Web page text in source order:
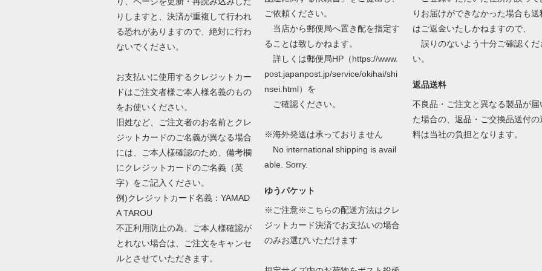
りしますと、決済が重複して行われ
る恐れがありますので、絶対に行わ
ないでください。
お支払いに使用するクレジットカー
ドはご注文者様ご本人様名義のもの
をお使いください。
旧姓など、ご注文者のお名前とクレ
ジットカードのご名義が異なる場合
には、ご本人様確認のため、備考欄
にクレジットカードのご名義（英
字）をご記入ください。
例)クレジットカード名義：YAMAD
A TAROU
不正利用防止の為、ご本人様確認が
とれない場合は、ご注文をキャンセ
ルとさせていただきます。
ご依頼ください。
当店から郵便局へ置き配を指定す
ることは致しかねます。
詳しくは郵便局HP（https://www.
post.japanpost.jp/service/okihai/shi
nsei.html）を
ご確認ください。
※海外発送は承っておりません
No international shipping is avail
able. Sorry.
ゆうパケット
※ご注意※こちらの配送方法はクレ
ジットカード決済でお支払いの場合
のみお選びいただけます
りお届けができなかった場合も送
はご返金いたしかねますので、
誤りのないよう十分ご確認くだ
い。
返品送料
不良品・ご注文と異なる製品が届
た場合の、返品・ご交換品送付の
料は当社の負担となります。